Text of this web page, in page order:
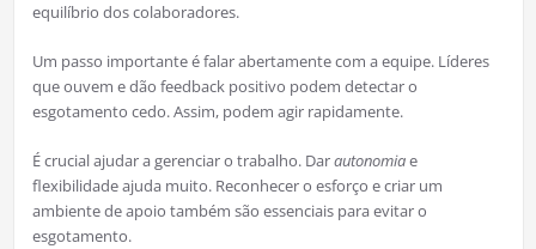
equilíbrio dos colaboradores.
Um passo importante é falar abertamente com a equipe. Líderes
que ouvem e dão feedback positivo podem detectar o
esgotamento cedo. Assim, podem agir rapidamente.
É crucial ajudar a gerenciar o trabalho. Darautonomiae
flexibilidade ajuda muito. Reconhecer o esforço e criar um
ambiente de apoio também são essenciais para evitar o
esgotamento.